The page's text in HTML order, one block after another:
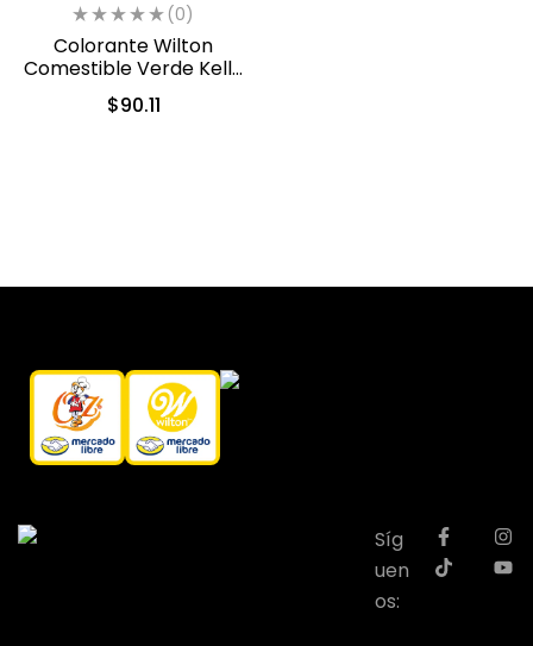
(0)
Colorante Wilton
Comestible Verde Kelly
28.3gr. (04-0-0046)
$90.11
Síg
uen
os: